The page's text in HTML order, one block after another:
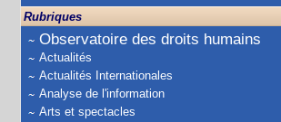
Rubriques
Observatoire des droits humains
Actualités
Actualités Internationales
Analyse de l'information
Arts et spectacles